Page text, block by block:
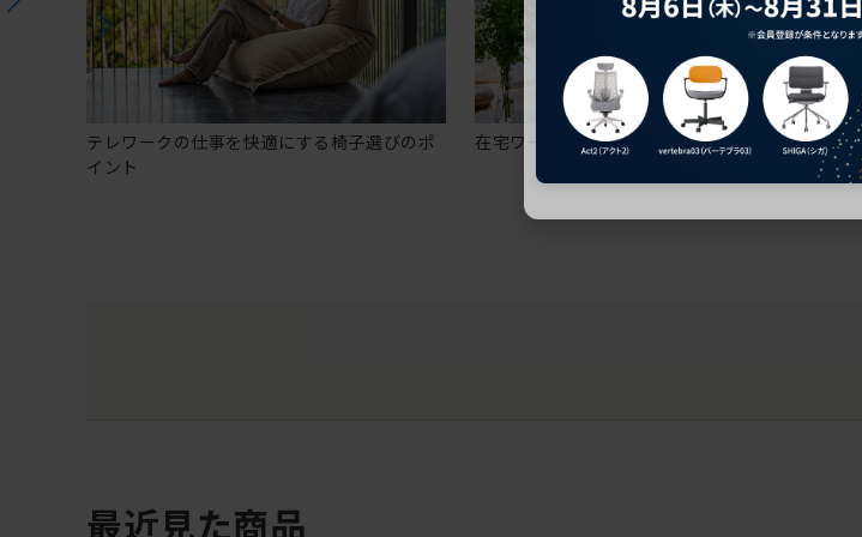
テレワークの仕事を快適にする椅子選びのポ
イント
在宅ワークにおすすめのオフィスチェア5選
最近見た商品